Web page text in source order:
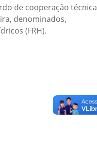
de cooperação técnica
denominados,
(FRH).